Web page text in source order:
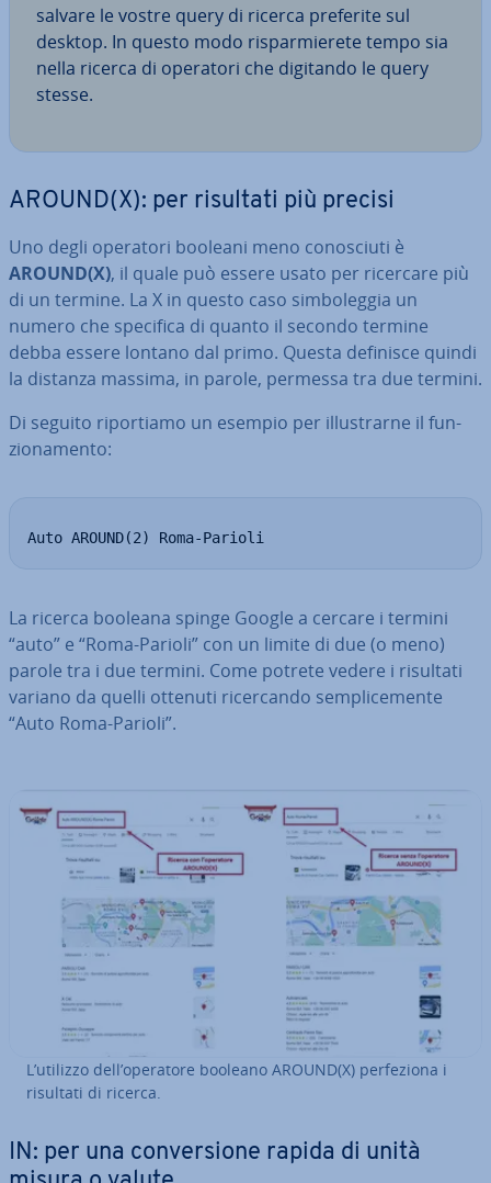
salvare le vostre query di ricerca preferite sul
desktop. In questo modo ri­spar­mie­re­te tempo sia
nella ricerca di operatori che digitando le query
stesse.
AROUND(X): per risultati più precisi
Uno degli operatori booleani meno co­no­sciu­ti è
AROUND(X), il quale può essere usato per ricercare più
di un termine. La X in questo caso sim­bo­leg­gia un
numero che specifica di quanto il secondo termine
debba essere lontano dal primo. Questa definisce quindi
la distanza massima, in parole, permessa tra due termini.
Di seguito ri­por­tia­mo un esempio per il­lu­strar­ne il fun­
zio­na­men­to:
Auto AROUND(2) Roma-Parioli
La ricerca booleana spinge Google a cercare i termini
“auto” e “Roma-Parioli” con un limite di due (o meno)
parole tra i due termini. Come potrete vedere i risultati
variano da quelli ottenuti ri­cer­can­do sem­pli­ce­men­te
“Auto Roma-Parioli”.
L’utilizzo dell’operatore booleano AROUND(X) per­fe­zio­na i
risultati di ricerca.
IN: per una con­ver­sio­ne rapida di unità